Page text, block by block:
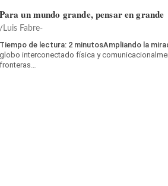
Para un mundo grande, pensar en grande
Luis Fabre-
Tiempo de lectura: 2 minutosAmpliando la
globo interconectado física y
fronteras…